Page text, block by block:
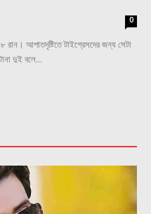
0
আপাতদৃষ্টিতে টাইগ্রেসদের জন্য সেটা
দুই বলে...